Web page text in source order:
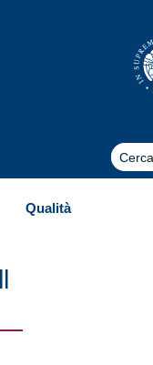
Cerca
Qualità